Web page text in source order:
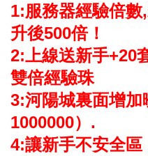
1:服務器經驗倍
升後500倍！
2:上線送新手+20
雙倍經驗珠
3:河陽城裏面增
1000000）.
4:讓新手不安全區